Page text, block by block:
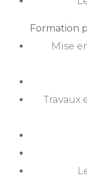
Formation
Mise
Travaux